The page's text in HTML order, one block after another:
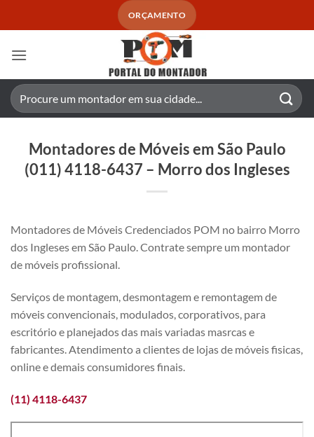
ORÇAMENTO
Pesquisar
por:
Montadores de Móveis em São Paulo
(011) 4118-6437 – Morro dos Ingleses
Montadores de Móveis Credenciados POM no bairro Morro
dos Ingleses em São Paulo. Contrate sempre um montador
de móveis profissional.
Serviços de montagem, desmontagem e remontagem de
móveis convencionais, modulados, corporativos, para
escritório e planejados das mais variadas masrcas e
fabricantes. Atendimento a clientes de lojas de móveis fisicas,
online e demais consumidores finais.
(11) 4118-6437